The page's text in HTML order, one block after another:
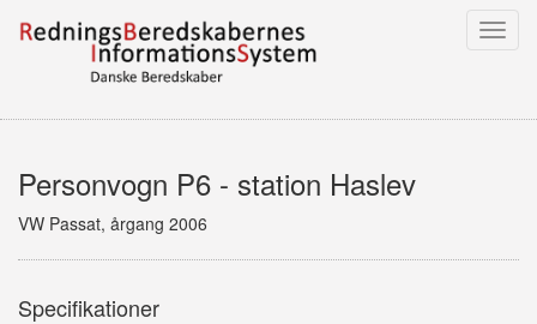
Personvogn P6 - station Haslev
VW Passat, årgang 2006
Specifikationer